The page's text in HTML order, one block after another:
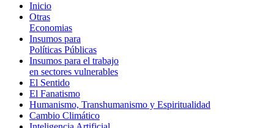
Inicio
Otras
Economias
Insumos para
Políticas Públicas
Insumos para el trabajo
en sectores vulnerables
El Sentido
El Fanatismo
Humanismo, Transhumanismo y Espiritualidad
Cambio Climático